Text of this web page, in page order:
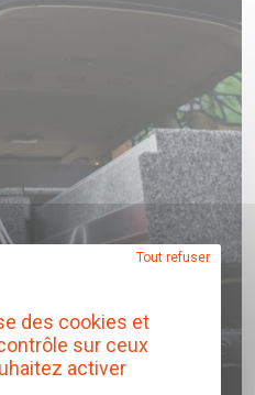
des cookies et
sur ceux
activer
Tout refuser